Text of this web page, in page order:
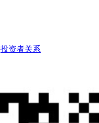
投资者关系